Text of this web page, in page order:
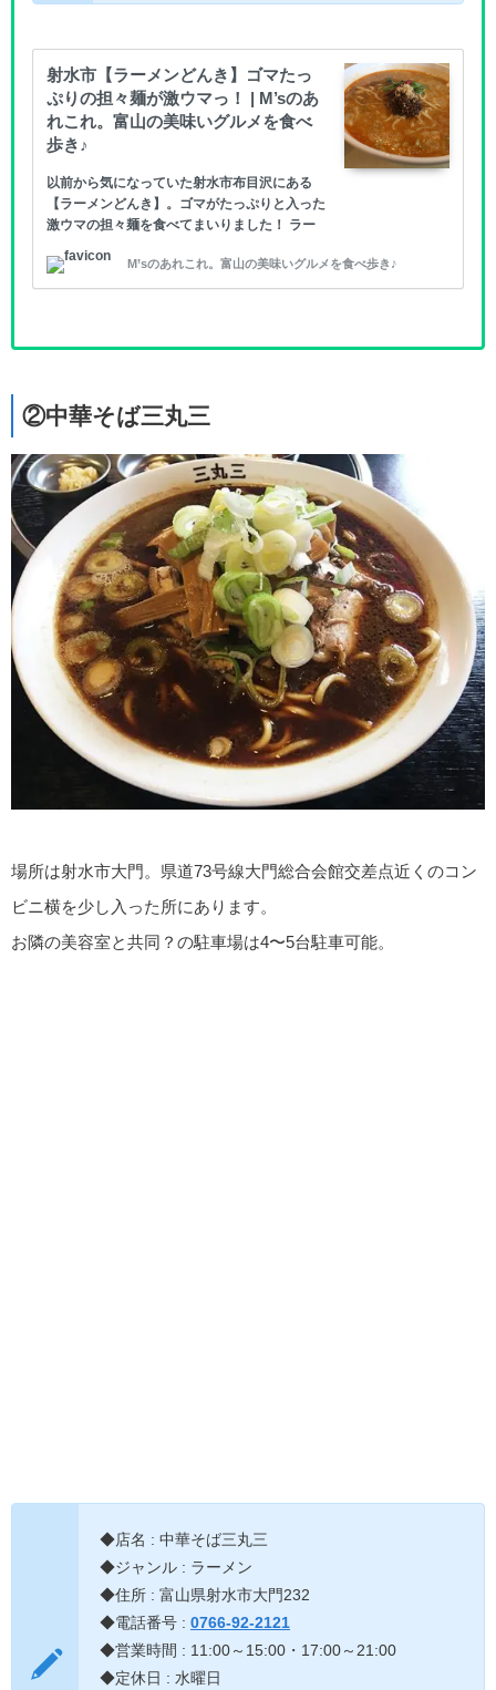
射水市【ラーメンどんき】ゴマたっ
ぷりの担々麺が激ウマっ！ | M’sのあ
れこれ。富山の美味いグルメを食べ
歩き♪
以前から気になっていた射水市布目沢にある
【ラーメンどんき】。ゴマがたっぷりと入った
激ウマの担々麺を食べてまいりました！ ラー
角にあります。駐車場はお店の横に17台程度駐
車可能です。 ◆店名 : ラ
M’sのあれこれ。富山の美味いグルメを食べ歩き♪
②中華そば三丸三
場所は射水市大門。県道73号線大門総合会館交差点近くのコン
ビニ横を少し入った所にあります。
お隣の美容室と共同？の駐車場は4〜5台駐車可能。
◆店名 : 中華そば三丸三
◆ジャンル : ラーメン
◆住所 : 富山県射水市大門232
◆電話番号 : 0766-92-2121
◆営業時間 : 11:00～15:00・17:00～21:00
◆定休日 : 水曜日